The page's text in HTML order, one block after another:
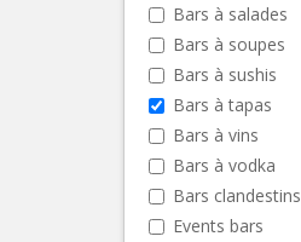
Bars à salades
Bars à soupes
Bars à sushis
Bars à tapas
Bars à vins
Bars à vodka
Bars clandestins
Events bars